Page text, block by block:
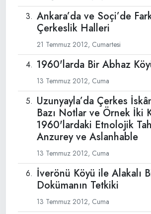
Ankara’da ve Soçi’de
Çerkeslik Halleri
21 Temmuz 2012, Cumartesi
1960'larda Bir Abhaz
13 Temmuz 2012, Cuma
Uzunyayla’da Çerkes
Bazı Notlar ve Örnek İki
1960'lardaki Etnolojik
Anzurey ve Aslanhable
13 Temmuz 2012, Cuma
İverönü Köyü ile Alakalı
Dokümanın Tetkiki
13 Temmuz 2012, Cuma